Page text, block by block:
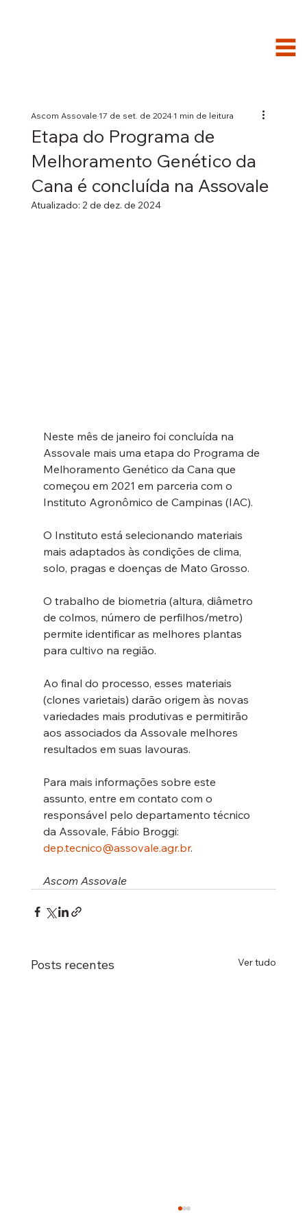
Etapa do Programa de
Melhoramento Genético da
Cana é concluída na Assovale
Ascom Assovale17 de set. de 20241 min de leitura
Atualizado: 2 de dez. de 2024
Neste mês de janeiro foi concluída na
Assovale mais uma etapa do Programa de
Melhoramento Genético da Cana que
começou em 2021 em parceria com o
Instituto Agronômico de Campinas (IAC).
O Instituto está selecionando materiais
mais adaptados às condições de clima,
solo, pragas e doenças de Mato Grosso.
O trabalho de biometria (altura, diâmetro
de colmos, número de perfilhos/metro)
permite identificar as melhores plantas
para cultivo na região.
Ao final do processo, esses materiais
(clones varietais) darão origem às novas
variedades mais produtivas e permitirão
aos associados da Assovale melhores
resultados em suas lavouras.
Para mais informações sobre este
assunto, entre em contato com o
responsável pelo departamento técnico
da Assovale, Fábio Broggi:
dep.tecnico@assovale.agr.br.
Ascom Assovale
Posts recentes Ver tudo